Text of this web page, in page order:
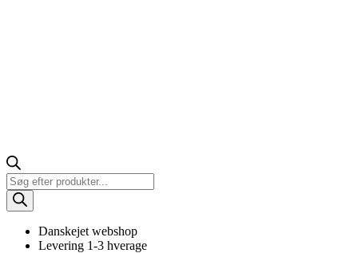
Products
search
Danskejet webshop
Levering 1-3 hverage